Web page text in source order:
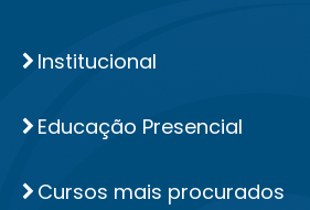
Institucional
Educação Presencial
Cursos mais procurados